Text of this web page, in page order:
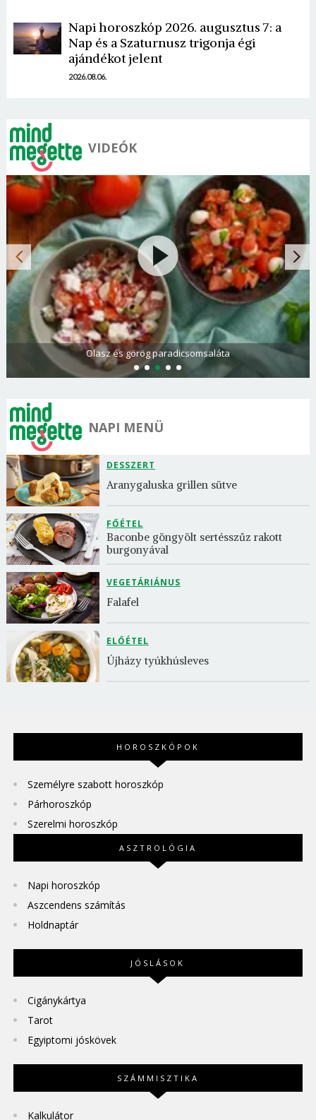
Napi horoszkóp 2026. augusztus 7: a
Nap és a Szaturnusz trigonja égi
ajándékot jelent
2026.08.06.
VIDEÓK
Olasz és görög paradicsomsaláta
NAPI MENÜ
DESSZERT
Aranygaluska grillen sütve
FŐÉTEL
Baconbe göngyölt sertésszűz rakott
burgonyával
VEGETÁRIÁNUS
Falafel
ELŐÉTEL
Újházy tyúkhúsleves
HOROSZKÓPOK
Személyre szabott horoszkóp
Párhoroszkóp
Szerelmi horoszkóp
ASZTROLÓGIA
Napi horoszkóp
Aszcendens számítás
Holdnaptár
JÓSLÁSOK
Cigánykártya
Tarot
Egyiptomi jóskövek
SZÁMMISZTIKA
Kalkulátor